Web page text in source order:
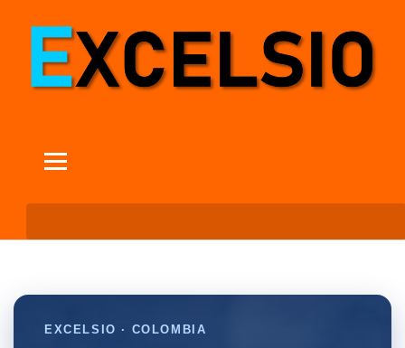
EXCELSIO · COLOMBIA